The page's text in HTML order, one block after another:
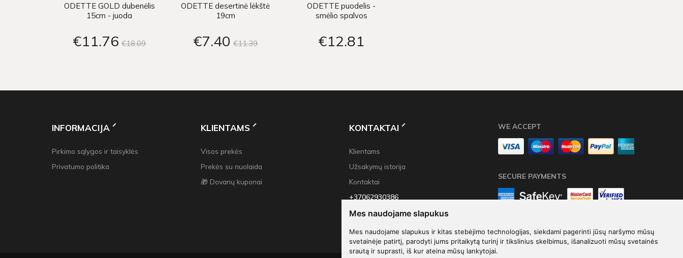
Mes naudojame slapukus
Mes naudojame slapukus ir kitas stebėjimo technologijas, siekdami pagerinti jūsų naršymo mūsų
svetainėje patirtį, parodyti jums pritaikytą turinį ir tikslinius skelbimus, išanalizuoti mūsų svetainės
srautą ir suprasti, iš kur ateina mūsų lankytojai.
ODETTE GOLD dubenėlis
15cm - juoda
€11 76 €1809
ODETTE desertinė lėkštė
19cm
€7 40 €1139
ODETTE puodelis -
smėlio spalvos
€12 81
INFORMACIJA
Pirkimo sąlygos ir taisyklės
Privatumo politika
KLIENTAMS
Visos prekės
Prekės su nuolaida
🎁 Dovanų kuponai
KONTAKTAI
Klientams
Užsakymų istorija
Kontaktai
+37062930386
info@decoliu.com
WE ACCEPT
SECURE PAYMENTS